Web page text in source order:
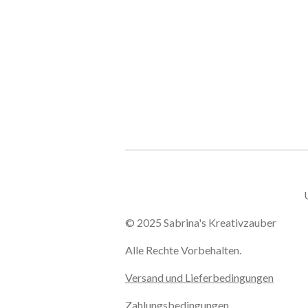
© 2025 Sabrina's Kreativzauber
Alle Rechte Vorbehalten.
Versand und Lieferbedingungen
Zahlungsbedingungen